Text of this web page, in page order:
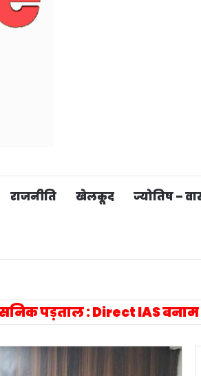
राजनीति खेलकूद ज्योतिष –